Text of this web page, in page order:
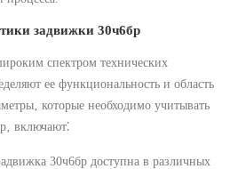
задвижки 30ч6бр
спектром технических
ее функциональность и область
которые необходимо учитывать
включают⁚
30ч6бр доступна в различных